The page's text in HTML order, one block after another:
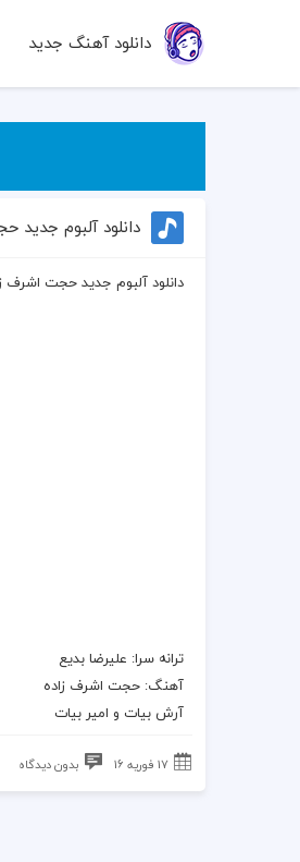
دانلود آهنگ جدید
دانلود آلبوم جدید
دانلود آلبوم جدید حجت اشرف
ترانه سرا: علیرضا بدیع
آهنگ:حجت اشرف زاده
آرش بیات و امیر بیات
17 فوریه 16 بدون دیدگاه